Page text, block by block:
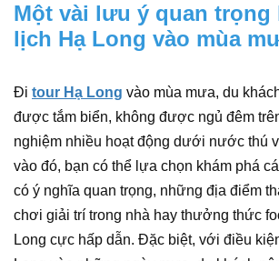
Một vài lưu ý quan trọng
lịch Hạ Long vào mùa
Đi tour Hạ Long vào mùa mưa, du
được tắm biển, không được ngủ đêm
nghiệm nhiều hoạt động dưới nước thú
vào đó, bạn có thể lựa chọn khám phá
có ý nghĩa quan trọng, những địa điểm
chơi giải trí trong nhà hay thưởng thức
Long cực hấp dẫn. Đặc biệt, với điều